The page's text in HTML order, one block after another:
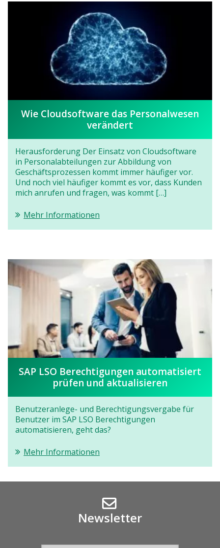
Wie Cloudsoftware das Personalwesen
verändert
Herausforderung Der Einsatz von Cloudsoftware
in Personalabteilungen zur Abbildung von
Geschäftsprozessen kommt immer häufiger vor.
Und noch viel häufiger kommt es vor, dass Kunden
mich anrufen und fragen, was kommt […]
Mehr Informationen
SAP LSO Berechtigungen automatisiert
prüfen und aktualisieren
Benutzeranlege- und Berechtigungsvergabe für
Benutzer im SAP LSO Berechtigungen
automatisieren, geht das?
Mehr Informationen
Newsletter